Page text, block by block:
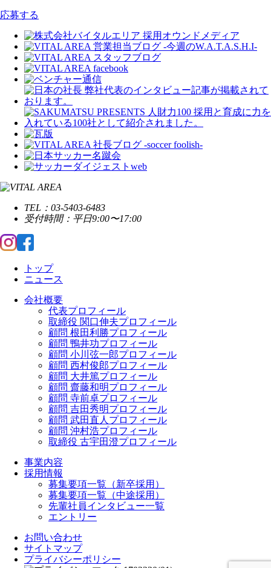
応募する
TEL：03-5403-6483
受付時間：平日9:00〜17:00
トップ
ニュース
会社概要
代表プロフィール
取締役 関口伸夫プロフィール
顧問 根田利勝プロフィール
顧問 鴨井功プロフィール
顧問 小川弦一郎プロフィール
顧問 西村俊郎プロフィール
顧問 大井篤プロフィール
顧問 齋藤和明プロフィール
顧問 寺前卓プロフィール
顧問 吉田秀明プロフィール
顧問 武田直人プロフィール
顧問 沖村浩プロフィール
取締役 古宇田澄プロフィール
事業内容
採用情報
募集要項一覧（新卒採用）
募集要項一覧（中途採用）
先輩社員インタビュー一覧
エントリー
お問い合わせ
サイトマップ
プライバシーポリシー